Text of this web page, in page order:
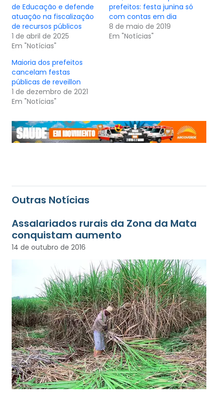
de Educação e defende
atuação na fiscalização
de recursos públicos
1 de abril de 2025
Em "Notícias"
prefeitos: festa junina só
com contas em dia
8 de maio de 2019
Em "Notícias"
Maioria dos prefeitos
cancelam festas
públicas de reveillon
1 de dezembro de 2021
Em "Notícias"
Outras Notícias
Assalariados rurais da Zona da Mata
conquistam aumento
14 de outubro de 2016